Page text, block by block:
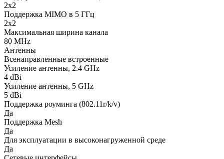
2x2
Поддержка MIMO в 5 ГГц
2x2
Максимальная ширина канала
80 MHz
Антенны
Всенаправленные встроенные
Усиление антенны, 2.4 GHz
4 dBi
Усиление антенны, 5 GHz
5 dBi
Поддержка роуминга (802.11r/k/v)
Да
Поддержка Mesh
Да
Для эксплуатации в высоконагруженной среде
Да